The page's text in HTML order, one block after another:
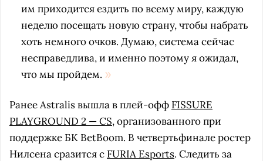
им приходится ездить по всему миру, каждую
неделю посещать новую страну, чтобы набрать
хоть немного очков. Думаю, система сейчас
несправедлива, и именно поэтому я ожидал,
что мы пройдем.
Ранее Astralis вышла в плей-офф FISSURE
PLAYGROUND 2 — CS, организованного при
поддержке БК BetBoom. В четвертьфинале ростер
Нилсена сразится с FURIA Esports. Следить за